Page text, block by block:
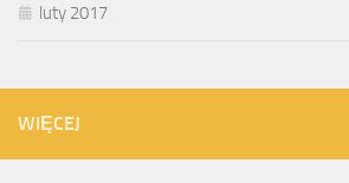
luty 2017
WIĘCEJ